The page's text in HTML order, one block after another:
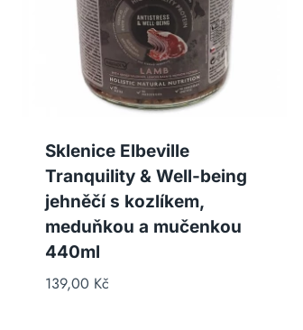
Sklenice Elbeville
Tranquility & Well-being
jehněčí s kozlíkem,
meduňkou a mučenkou
440ml
139,00 Kč